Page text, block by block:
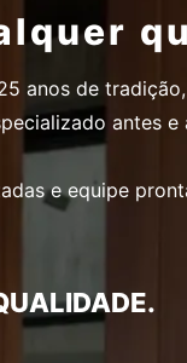
anos de
antes e
e equipe